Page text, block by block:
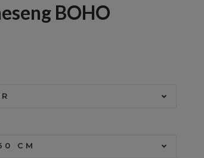
BOHO
CM